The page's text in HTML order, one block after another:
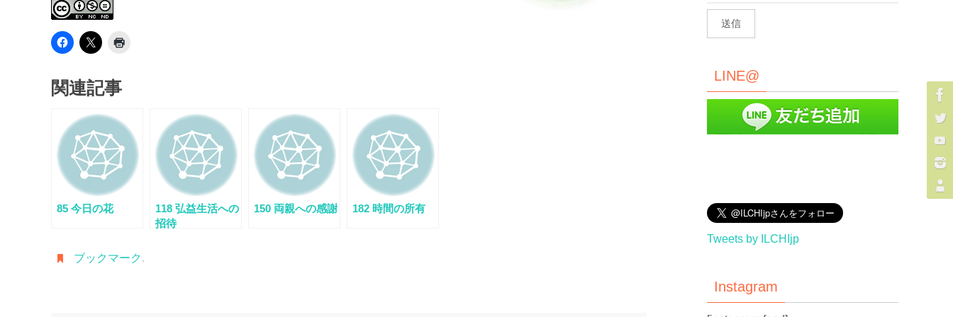
関連記事
85 今日の花
118 弘益生活への
招待
150 両親への感謝 182 時間の所有
ブックマーク .
LINE@
Tweets by ILCHIjp
Instagram